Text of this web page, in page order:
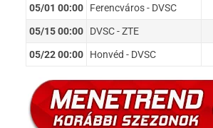
05/01 00:00 Ferencváros - DVSC
05/15 00:00 DVSC - ZTE
05/22 00:00 Honvéd - DVSC